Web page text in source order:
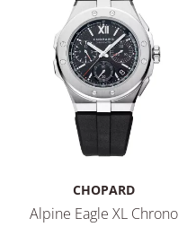
CHOPARD
Alpine Eagle XL Chrono